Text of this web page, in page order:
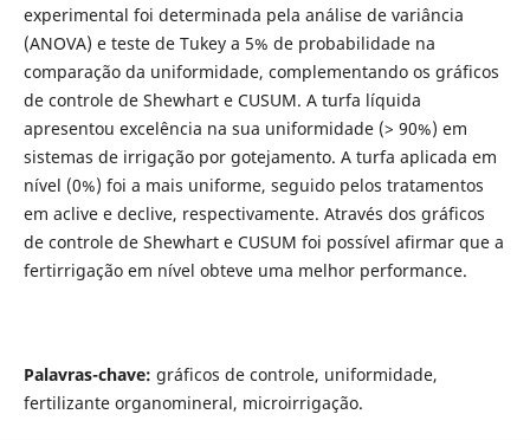
experimental foi determinada pela análise de variância
(ANOVA) e teste de Tukey a 5% de probabilidade na
comparação da uniformidade, complementando os gráficos
de controle de Shewhart e CUSUM. A turfa líquida
apresentou excelência na sua uniformidade (> 90%) em
sistemas de irrigação por gotejamento. A turfa aplicada em
nível (0%) foi a mais uniforme, seguido pelos tratamentos
em aclive e declive, respectivamente. Através dos gráficos
de controle de Shewhart e CUSUM foi possível afirmar que a
fertirrigação em nível obteve uma melhor performance.
Palavras-chave: gráficos de controle, uniformidade,
fertilizante organomineral, microirrigação.